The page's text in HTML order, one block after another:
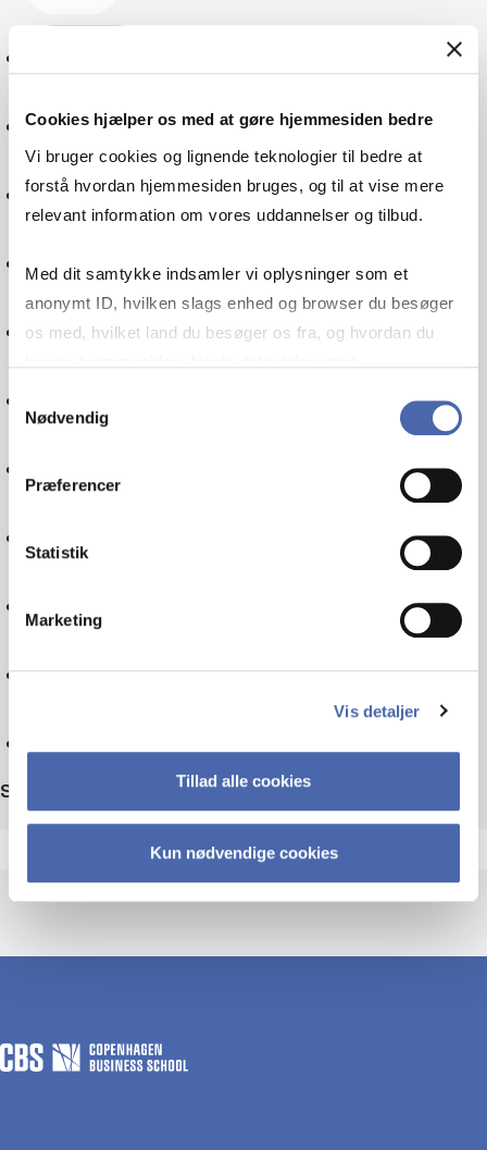
Cookies hjælper os med at gøre hjemmesiden bedre
Vi bruger cookies og lignende teknologier til bedre at
forstå hvordan hjemmesiden bruges, og til at vise mere
relevant information om vores uddannelser og tilbud.
Med dit samtykke indsamler vi oplysninger som et
anonymt ID, hvilken slags enhed og browser du besøger
os med, hvilket land du besøger os fra, og hvordan du
markedsføring. Du bestemmer selv - og kan altid trække
Samtykkevalg
Nødvendig
Præferencer
Statistik
Marketing
Vis detaljer
Tillad alle cookies
Kun nødvendige cookies
Management
Norden
Organisation
Teknologi
Sortér efter